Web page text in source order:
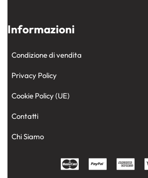
Informazioni
Condizione di vendita
Privacy Policy
Cookie Policy (UE)
Contatti
Chi Siamo